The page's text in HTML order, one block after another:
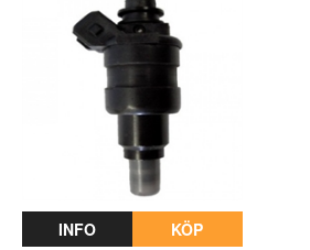
INFO KÖP